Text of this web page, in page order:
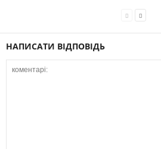
НАПИСАТИ ВІДПОВІДЬ